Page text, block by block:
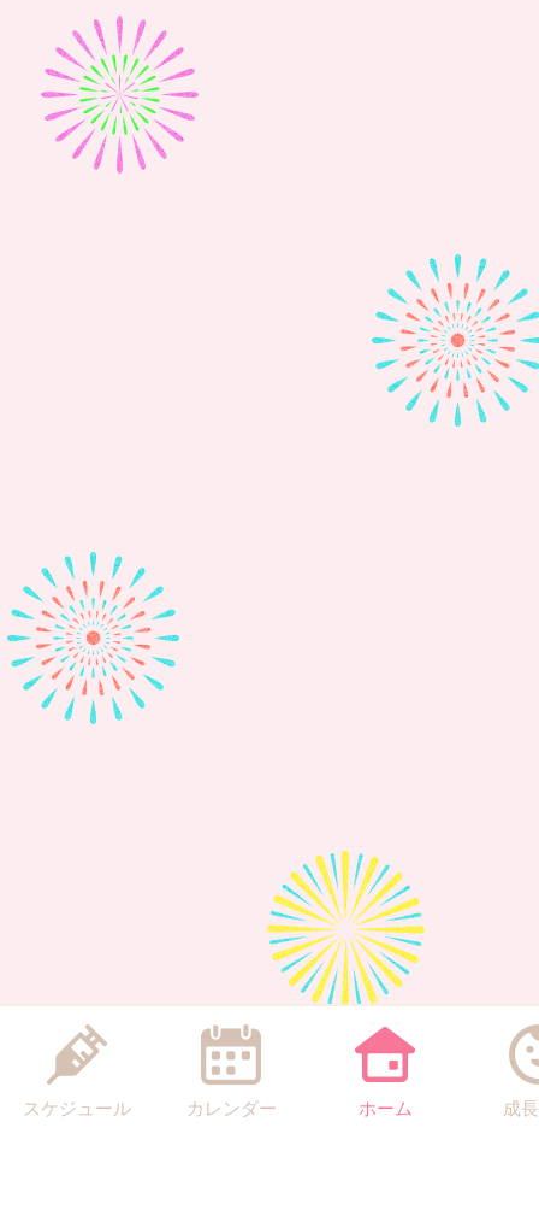
スケジュール カレンダー ホーム 成